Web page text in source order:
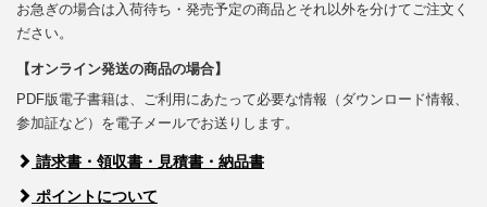
お急ぎの場合は入荷待ち・発売予定の商品とそれ以外を分けてご注文く
ださい。
【オンライン発送の商品の場合】
PDF版電子書籍は、ご利用にあたって必要な情報（ダウンロード情報、
参加証など）を電子メールでお送りします。
請求書・領収書・見積書・納品書
ポイントについて